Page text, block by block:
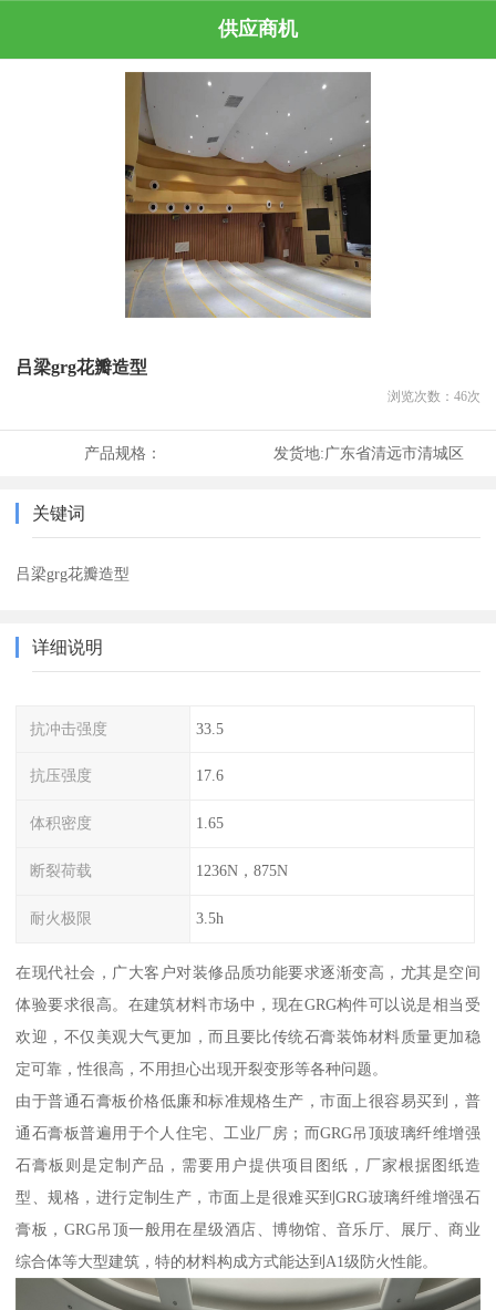
供应商机
吕梁grg花瓣造型
浏览次数： 46次
产品规格： 发货地:广东省清远市清城区
关键词
吕梁grg花瓣造型
详细说明
抗冲击强度 33.5
抗压强度 17.6
体积密度 1.65
断裂荷载 1236N，875N
耐火极限 3.5h
在现代社会，广大客户对装修品质功能要求逐渐变高，尤其是空间
体验要求很高。在建筑材料市场中，现在GRG构件可以说是相当受
欢迎，不仅美观大气更加，而且要比传统石膏装饰材料质量更加稳
定可靠，性很高，不用担心出现开裂变形等各种问题。
由于普通石膏板价格低廉和标准规格生产，市面上很容易买到，普
通石膏板普遍用于个人住宅、工业厂房；而GRG吊顶玻璃纤维增强
石膏板则是定制产品，需要用户提供项目图纸，厂家根据图纸造
型、规格，进行定制生产，市面上是很难买到GRG玻璃纤维增强石
膏板，GRG吊顶一般用在星级酒店、博物馆、音乐厅、展厅、商业
综合体等大型建筑，特的材料构成方式能达到A1级防火性能。